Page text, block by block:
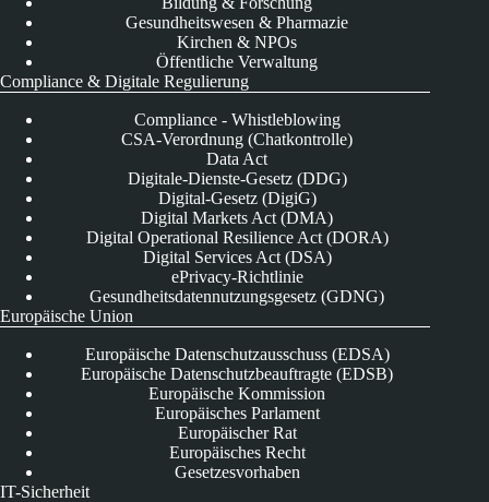
Gesundheitswesen & Pharmazie
Kirchen & NPOs
Öffentliche Verwaltung
Compliance & Digitale Regulierung
Compliance - Whistleblowing
CSA-Verordnung (Chatkontrolle)
Data Act
Digitale-Dienste-Gesetz (DDG)
Digital-Gesetz (DigiG)
Digital Markets Act (DMA)
Digital Operational Resilience Act (DORA)
Digital Services Act (DSA)
ePrivacy-Richtlinie
Gesundheitsdatennutzungsgesetz (GDNG)
Europäische Union
Europäische Datenschutzausschuss (EDSA)
Europäische Datenschutzbeauftragte (EDSB)
Europäische Kommission
Europäisches Parlament
Europäischer Rat
Europäisches Recht
Gesetzesvorhaben
IT-Sicherheit